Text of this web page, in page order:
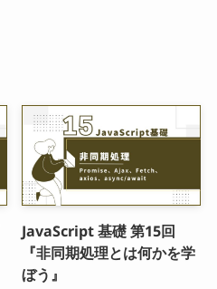
JavaScript 基礎 第15回
『非同期処理とは何かを学
ぼう』